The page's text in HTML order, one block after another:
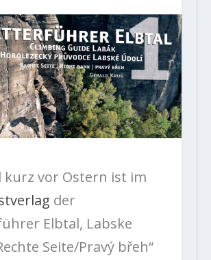
kurz vor Ostern ist im
der
Elbtal, Labske
Seite/Pravý břeh“